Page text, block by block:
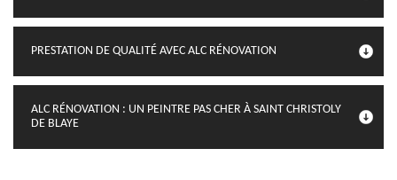
PRESTATION DE QUALITÉ AVEC ALC RÉNOVATION
ALC RÉNOVATION : UN PEINTRE PAS CHER À SAINT CHRISTOLY
DE BLAYE